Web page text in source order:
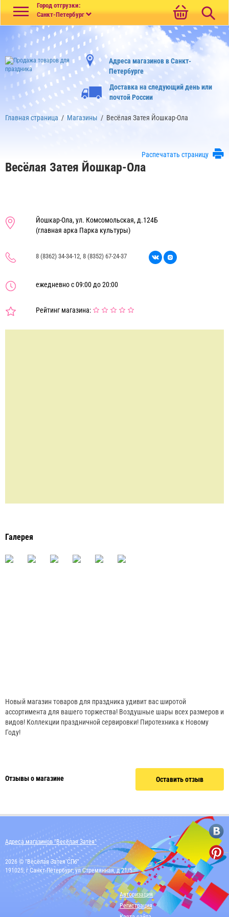
Город отгрузки:
Санкт-Петербург
Адреса магазинов в Санкт-
Петербурге
Доставка на следующий день или
почтой России
Главная страница / Магазины / Весёлая Затея Йошкар-Ола
Распечатать страницу
Весёлая Затея Йошкар-Ола
Йошкар-Ола, ул. Комсомольская, д.124Б
(главная арка Парка культуры)
8 (8362) 34-34-12, 8 (8352) 67-24-37
ежедневно с 09:00 до 20:00
Рейтинг магазина:
Галерея
Новый магазин товаров для праздника удивит вас широтой
ассортимента для вашего торжества! Воздушные шары всех размеров и
видов! Коллекции праздничной сервировки! Пиротехника к Новому
Году!
Отзывы о магазине Оставить отзыв
Адреса магазинов "Весёлая Затея"
2026 © "Весёлая Затея СПб"
191025, г Санкт-Петербург, ул Стремянная, д 21/5
Авторизация
Регистрация